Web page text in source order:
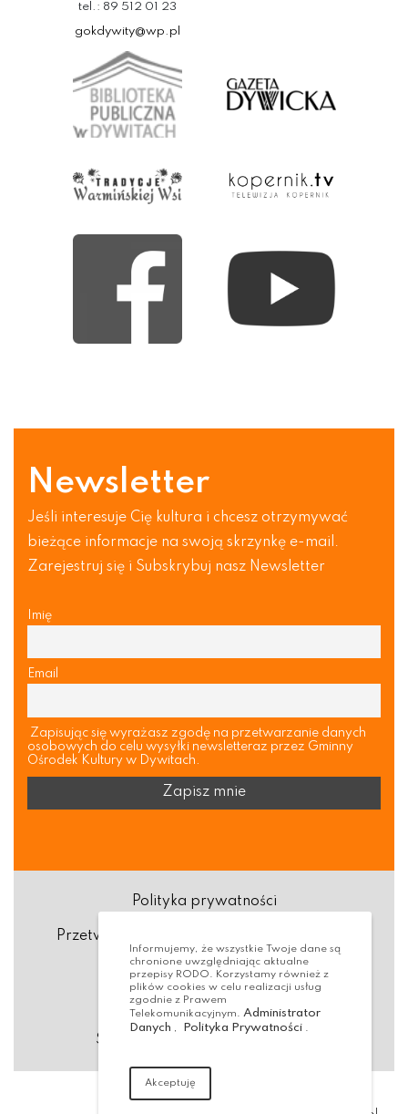
tel.: 89 512 01 23
gokdywity@wp.pl
Newsletter
Jeśli interesuje Cię kultura i chcesz otrzymywać
bieżące informacje na swoją skrzynkę e-mail.
Zarejestruj się i Subskrybuj nasz Newsletter
Imię
Email
Zapisując się wyrażasz zgodę na przetwarzanie danych
osobowych do celu wysyłki newsletteraz przez Gminny
Ośrodek Kultury w Dywitach.
Polityka prywatności
Przetwarzanie danych osobowych (RODO)
Deklaracja dostępności
Dostępność Architektoniczna
Standardy ochrony małoletnich
Informujemy, że wszystkie Twoje dane są
chronione uwzględniając aktualne
przepisy RODO. Korzystamy również z
plików cookies w celu realizacji usług
zgodnie z Prawem
Telekomunikacyjnym. Administrator
Danych , Polityka Prywatności .
Akceptuję